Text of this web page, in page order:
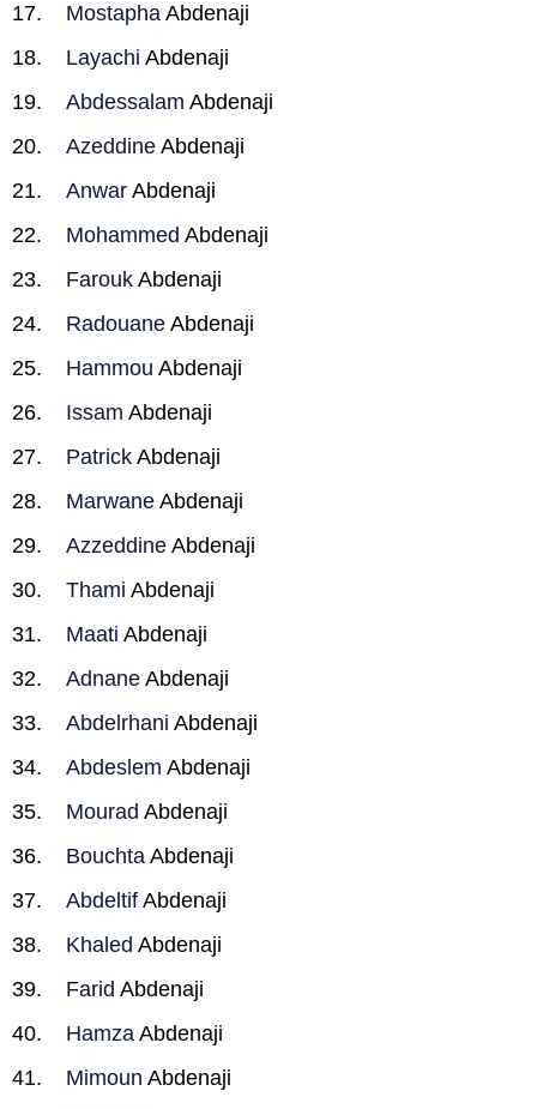
Mostapha Abdenaji
Layachi Abdenaji
Abdessalam Abdenaji
Azeddine Abdenaji
Anwar Abdenaji
Mohammed Abdenaji
Farouk Abdenaji
Radouane Abdenaji
Hammou Abdenaji
Issam Abdenaji
Patrick Abdenaji
Marwane Abdenaji
Azzeddine Abdenaji
Thami Abdenaji
Maati Abdenaji
Adnane Abdenaji
Abdelrhani Abdenaji
Abdeslem Abdenaji
Mourad Abdenaji
Bouchta Abdenaji
Abdeltif Abdenaji
Khaled Abdenaji
Farid Abdenaji
Hamza Abdenaji
Mimoun Abdenaji